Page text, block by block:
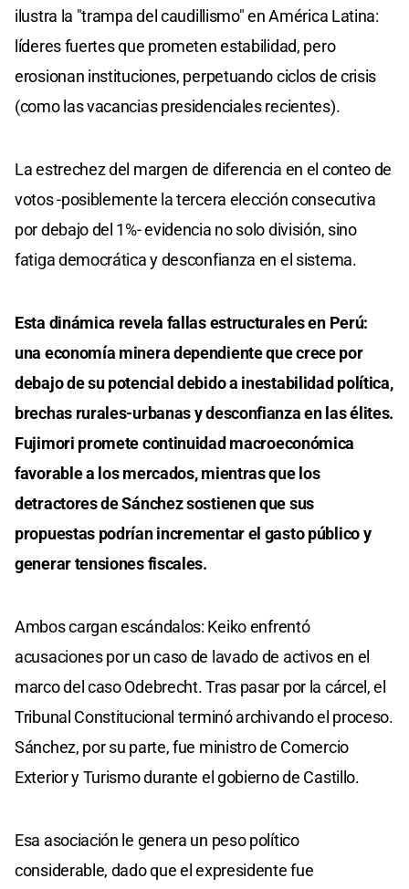
ilustra la "trampa del caudillismo" en América Latina:
líderes fuertes que prometen estabilidad, pero
erosionan instituciones, perpetuando ciclos de crisis
(como las vacancias presidenciales recientes).
La estrechez del margen de diferencia en el conteo de
votos -posiblemente la tercera elección consecutiva
por debajo del 1%- evidencia no solo división, sino
fatiga democrática y desconfianza en el sistema.
Esta dinámica revela fallas estructurales en Perú:
una economía minera dependiente que crece por
debajo de su potencial debido a inestabilidad política,
brechas rurales-urbanas y desconfianza en las élites.
Fujimori promete continuidad macroeconómica
favorable a los mercados, mientras que los
detractores de Sánchez sostienen que sus
propuestas podrían incrementar el gasto público y
generar tensiones fiscales.
Ambos cargan escándalos: Keiko enfrentó
acusaciones por un caso de lavado de activos en el
marco del caso Odebrecht. Tras pasar por la cárcel, el
Tribunal Constitucional terminó archivando el proceso.
Sánchez, por su parte, fue ministro de Comercio
Exterior y Turismo durante el gobierno de Castillo.
Esa asociación le genera un peso político
considerable, dado que el expresidente fue